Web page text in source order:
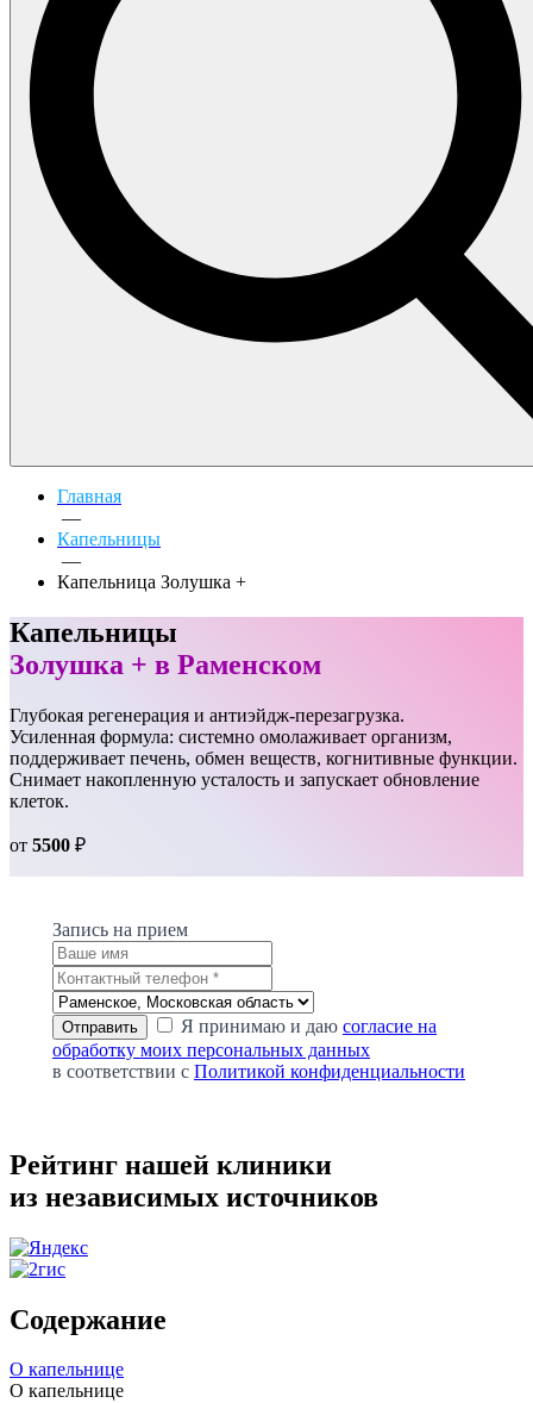
Главная
—
Капельницы
—
Капельница Золушка +
Капельницы
Золушка + в Раменском
Глубокая регенерация и антиэйдж-перезагрузка.
Усиленная формула: системно омолаживает организм,
поддерживает печень, обмен веществ, когнитивные функции.
Снимает накопленную усталость и запускает обновление
клеток.
от 5500 ₽
Запись на прием
Я принимаю и даю согласие на
обработку моих персональных данных
в соответствии с Политикой конфиденциальности
Рейтинг нашей клиники
из независимых источников
Содержание
О капельнице
О капельнице